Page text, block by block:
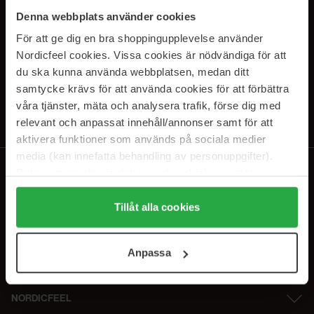
Denna webbplats använder cookies
För att ge dig en bra shoppingupplevelse använder
Nordicfeel cookies. Vissa cookies är nödvändiga för att
du ska kunna använda webbplatsen, medan ditt
samtycke krävs för att använda cookies för att förbättra
våra tjänster, mäta och analysera trafik, förse dig med
relevant och anpassat innehåll/annonser samt för att
aktivera funktioner som används på sociala medier
media (kan innefatta behandling av personuppgifter).
Genom att trycka på "Tillåt alla cookies" accepterar du
alla cookies, medan du under "Detaljer" kan anpassa
användningen av cookies. Du kan när som helst återkalla
samt vår Integritetspolicy.
Tillåt alla cookies
Anpassa
PRENUMERERA PÅ VÅRA
NYHETSBREV
Genom att prenumerera accepterar du vårIntegritetspolicy.
Avprenumerera när som helst.
NORDICFEEL